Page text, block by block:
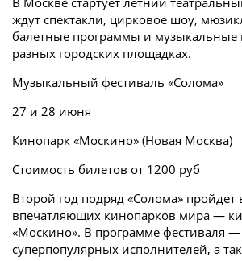
ждут спектакли, цирковое шоу,
балетные программы и музыкальные
разных городских площадках.
Музыкальный фестиваль «Солома»
27 и 28 июня
Кинопарк «Москино» (Новая Москва)
Стоимость билетов от 1200 руб
Второй год подряд «Солома»
впечатляющих кинопарков мира —
«Москино». В программе фестиваля
суперпопулярных исполнителей, а